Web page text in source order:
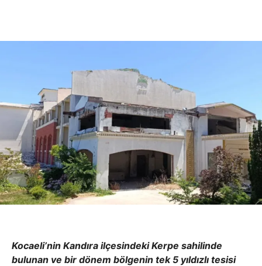
Kocaeli’nin Kandıra ilçesindeki Kerpe sahilinde
bulunan ve bir dönem bölgenin tek 5 yıldızlı tesisi